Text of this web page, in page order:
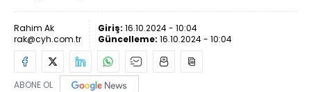
Rahim Ak
rak@cyh.com.tr
Giriş: 16.10.2024 - 10:04
Güncelleme: 16.10.2024 - 10:04
ABONE OL